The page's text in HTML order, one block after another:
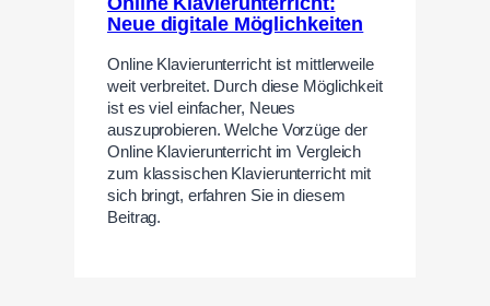
Neue digitale Möglichkeiten
Online Klavierunterricht ist mittlerweile
weit verbreitet. Durch diese Möglichkeit
ist es viel einfacher, Neues
auszuprobieren. Welche Vorzüge der
Online Klavierunterricht im Vergleich
zum klassischen Klavierunterricht mit
sich bringt, erfahren Sie in diesem
Beitrag.